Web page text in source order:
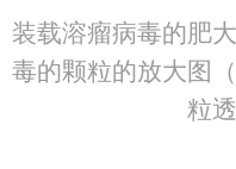
装载溶瘤病毒的肥
毒的颗粒的放大图
粒